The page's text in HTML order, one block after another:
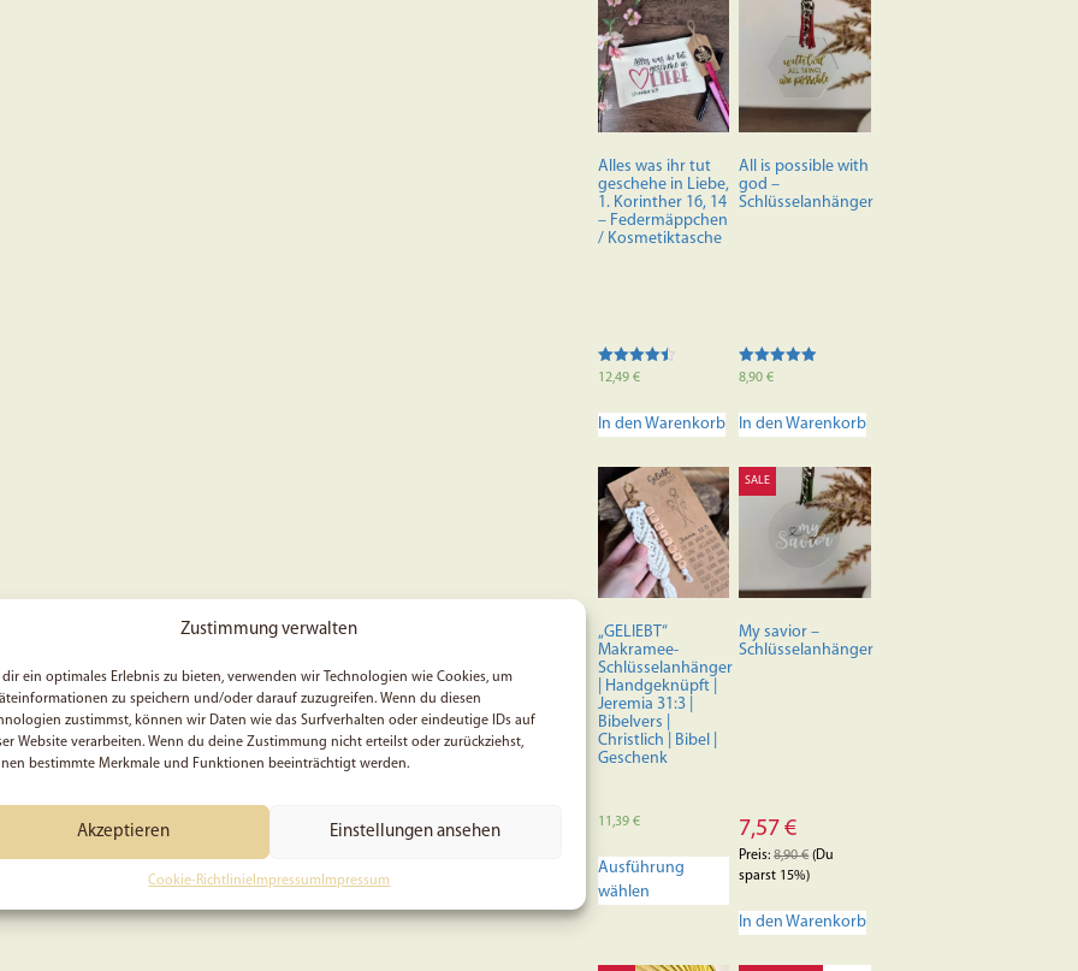
Zustimmung verwalten
dir ein optimales Erlebnis zu bieten, verwenden wir Technologien wie Cookies, um
zu speichern und/oder darauf zuzugreifen. Wenn du diesen
zustimmst, können wir Daten wie das Surfverhalten oder eindeutige IDs auf
Website verarbeiten. Wenn du deine Zustimmung nicht erteilst oder zurückziehst,
bestimmte Merkmale und Funktionen beeinträchtigt werden.
Akzeptieren Einstellungen ansehen
Cookie-Richtlinie Impressum Impressum
Alles was ihr tut
geschehe in Liebe,
1. Korinther 16, 14
– Federmäppchen
/ Kosmetiktasche
Bewertet
von 5
12,49 €
In den Warenkorb
All is possible with
god –
Schlüsselanhänger
Bewertet mit
8,90€
In den Warenkorb
„GELIEBT“
Makramee-
Schlüsselanhänger
| Handgeknüpft |
Jeremia 31:3 |
Bibelvers |
Christlich | Bibel |
Geschenk
11,39 €
Ausführung
wählen
Dieses
Produkt
mehrere
SALE
My savior –
Schlüsselanhänger
7,57€
Preis:8,90€(Du
sparst 15%)
In den Warenkorb